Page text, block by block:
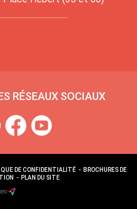
RÉSEAUX SOCIAUX
DE CONFIDENTIALITÉ - BROCHURES DE
- PLAN DU SITE